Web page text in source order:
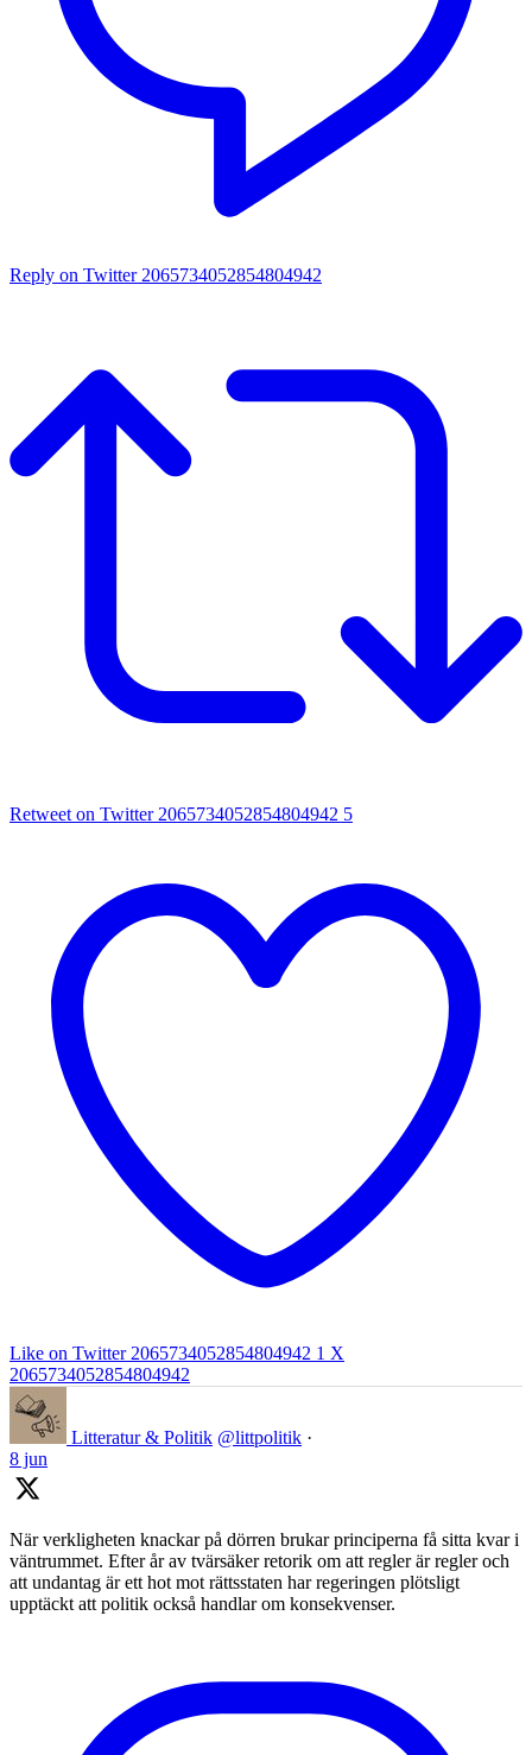
Reply on Twitter 2065734052854804942
Retweet on Twitter 2065734052854804942 5
Like on Twitter 2065734052854804942 1 X
2065734052854804942
Litteratur & Politik @littpolitik ·
8 jun
När verkligheten knackar på dörren brukar principerna få sitta kvar i
väntrummet. Efter år av tvärsäker retorik om att regler är regler och
att undantag är ett hot mot rättsstaten har regeringen plötsligt
upptäckt att politik också handlar om konsekvenser.